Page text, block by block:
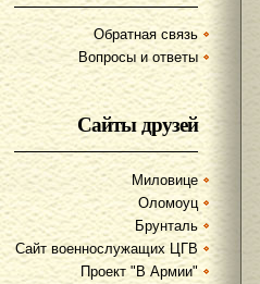
Обратная связь
Вопросы и ответы
Сайты друзей
Миловице
Оломоуц
Брунталь
Сайт военнослужащих ЦГВ
Проект "В Армии"